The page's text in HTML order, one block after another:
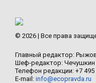
© 2026 | Все права
Главный редактор:
Шеф-редактор: Чечушкин
Телефон редакции: +7 495
E-mail: info@ecopravda.ru